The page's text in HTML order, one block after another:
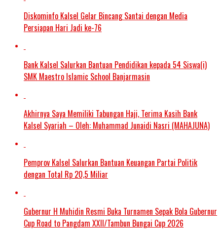
Diskominfo Kalsel Gelar Bincang Santai dengan Media
Persiapan Hari Jadi ke-76
Bank Kalsel Salurkan Bantuan Pendidikan kepada 54 Siswa(i)
SMK Maestro Islamic School Banjarmasin
Akhirnya Saya Memiliki Tabungan Haji, Terima Kasih Bank
Kalsel Syariah – Oleh: Muhammad Junaidi Nasri (MAHAJUNA)
Pemprov Kalsel Salurkan Bantuan Keuangan Partai Politik
dengan Total Rp 20,5 Miliar
Gubernur H Muhidin Resmi Buka Turnamen Sepak Bola Gubernur
Cup Road to Pangdam XXII/Tambun Bungai Cup 2026